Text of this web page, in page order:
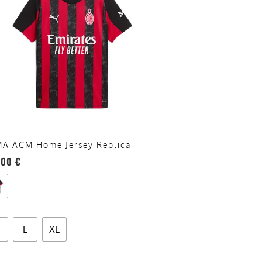
ACM Home Jersey Replica
€
L XL